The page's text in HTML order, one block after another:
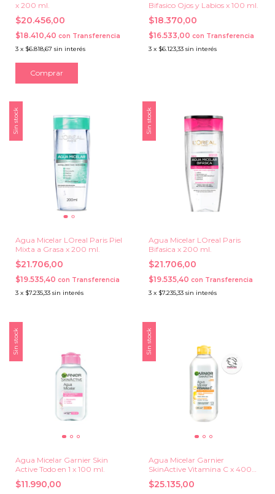
x 200 ml.
$20.456,00
$18.410,40 con Transferencia
3 x $6.818,67 sin interés
Bifasico Ojos y Labios x 100 ml.
$18.370,00
$16.533,00 con Transferencia
3 x $6.123,33 sin interés
Sin stock
Agua Micelar LOreal Paris Piel
Mixta a Grasa x 200 ml.
$21.706,00
$19.535,40 con Transferencia
3 x $7.235,33 sin interés
Sin stock
Agua Micelar LOreal Paris
Bifasica x 200 ml.
$21.706,00
$19.535,40 con Transferencia
3 x $7.235,33 sin interés
Sin stock
Agua Micelar Garnier Skin
Active Todo en 1 x 100 ml.
$11.990,00
Sin stock
Agua Micelar Garnier
SkinActive Vitamina C x 400
ml.
$25.135,00